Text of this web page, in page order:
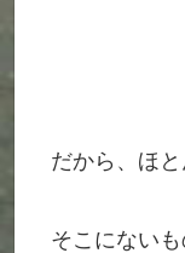
だから、ほ
そこにないも